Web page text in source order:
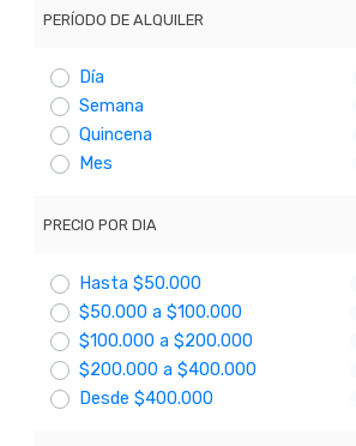
PERÍODO DE ALQUILER
Día
Semana
Quincena
Mes
PRECIO POR DIA
Hasta $50.000
$50.000 a $100.000
$100.000 a $200.000
$200.000 a $400.000
Desde $400.000